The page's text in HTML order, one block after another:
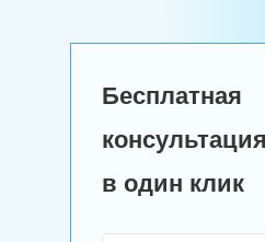
Бесплатная
консультация
в один клик